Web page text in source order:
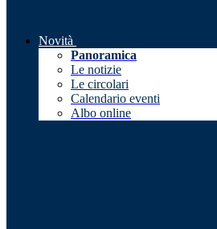
Novità
Panoramica
Le notizie
Le circolari
Calendario eventi
Albo online